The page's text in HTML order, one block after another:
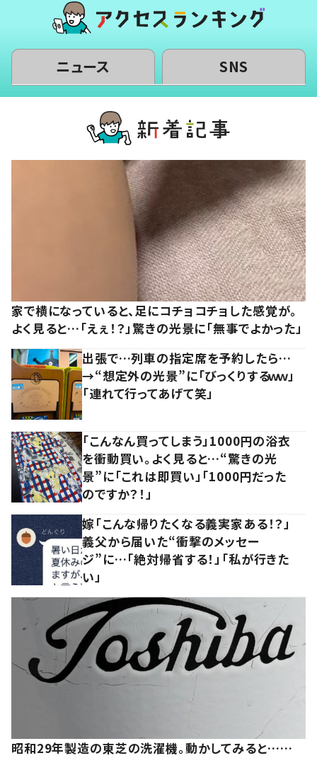
ニュース SNS
家で横になっていると、足にコチョコチョした感覚が。
よく見ると…「えぇ！？」驚きの光景に「無事でよかった」
出張で…列車の指定席を予約したら…
→“想定外の光景”に「びっくりするｗｗ」
「連れて行ってあげて笑」
「こんなん買ってしまう」1000円の浴衣
を衝動買い。よく見ると…“驚きの光
景”に「これは即買い」「1000円だった
のですか？！」
嫁「こんな帰りたくなる義実家ある！？」
義父から届いた“衝撃のメッセー
ジ”に…「絶対帰省する！」「私が行きた
い」
昭和29年製造の東芝の洗濯機。動かしてみると……